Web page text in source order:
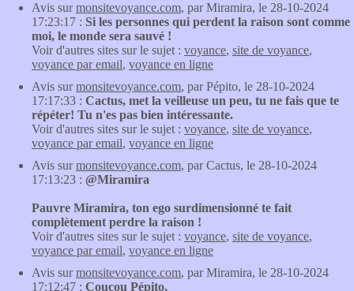
Avis surmonsitevoyance.com, par Miramira, le 28-10-2024
17:23:17 : Si les personnes qui perdent la raison sont comme
moi, le monde sera sauvé !
Voir d'autres sites sur le sujet : voyance, site de voyance,
voyance par email, voyance en ligne
Avis surmonsitevoyance.com, par Pépito, le 28-10-2024
17:17:33 : Cactus, met la veilleuse un peu, tu ne fais que te
répéter! Tu n'es pas bien intéressante.
Voir d'autres sites sur le sujet : voyance, site de voyance,
voyance par email, voyance en ligne
Avis surmonsitevoyance.com, par Cactus, le 28-10-2024
17:13:23 : @Miramira
Pauvre Miramira, ton ego surdimensionné te fait
complètement perdre la raison !
Voir d'autres sites sur le sujet : voyance, site de voyance,
voyance par email, voyance en ligne
Avis surmonsitevoyance.com, par Miramira, le 28-10-2024
17:12:47 : Coucou Pépito,